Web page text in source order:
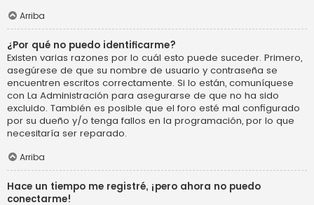
Arriba
¿Por qué no puedo identificarme?
Existen varias razones por lo cuál esto puede suceder. Primero,
asegúrese de que su nombre de usuario y contraseña se
encuentren escritos correctamente. Si lo están, comuníquese
con La Administración para asegurarse de que no ha sido
excluido. También es posible que el foro esté mal configurado
por su dueño y/o tenga fallos en la programación, por lo que
necesitaría ser reparado.
Arriba
Hace un tiempo me registré, ¡pero ahora no puedo
conectarme!